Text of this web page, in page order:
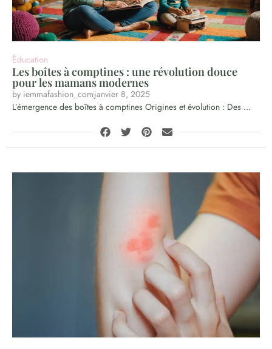
Éducation
Les boîtes à comptines : une révolution douce
pour les mamans modernes
by iemmafashion_comjanvier 8, 2025
L’émergence des boîtes à comptines Origines et évolution : Des ...